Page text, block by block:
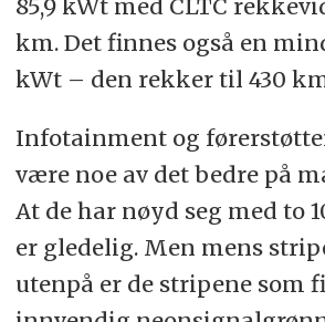
85,9 kWt med CLTC
km. Det finnes også en
kWt – den rekker til 430
Infotainment og
være noe av det bedre på
At de har nøyd seg med to
er gledelig. Men mens
utenpå er de stripene som